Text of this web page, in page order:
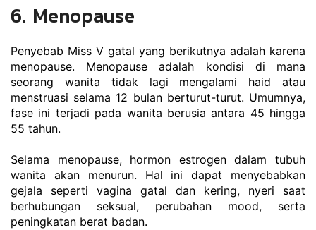
6. Menopause
Penyebab Miss V gatal yang berikutnya adalah karena
menopause. Menopause adalah kondisi di mana
seorang wanita tidak lagi mengalami haid atau
menstruasi selama 12 bulan berturut-turut. Umumnya,
fase ini terjadi pada wanita berusia antara 45 hingga
55 tahun.
Selama menopause, hormon estrogen dalam tubuh
wanita akan menurun. Hal ini dapat menyebabkan
gejala seperti vagina gatal dan kering, nyeri saat
berhubungan seksual, perubahan mood, serta
peningkatan berat badan.